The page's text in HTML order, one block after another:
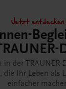
Jetzt
der TRAUNER-
die Ihr Leben als
einfacher